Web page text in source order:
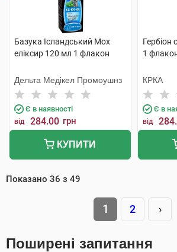
Базука Ісландський Мох
еліксир 120 мл 1 флакон
Дельта Медікел Промоушнз
Є в наявності
від 284.00 грн
КУПИТИ
1
КРКА
Є в
від
Показано 36 з 49
1 2 ›
Поширені запитання